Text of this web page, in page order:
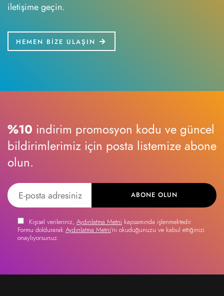
iletişime geçin.
HEMEN BİZE ULAŞIN
%10 indirim promosyon kodu ve güncel
bildirimlerimiz için posta listemize abone
olun.
ABONE OLUN
Kişisel verileriniz, Aydınlatma Metni kapsamında işlenmektedir.
Formu doldurarak Aydınlatma Metni'ni okuduğunuzu ve kabul ettiğinizi
onaylıyorsunuz.